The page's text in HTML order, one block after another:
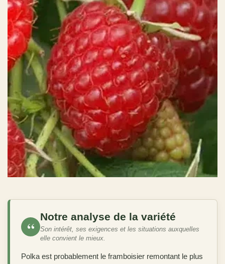
“
Notre analyse de la variété
Son intérêt, ses exigences et les situations auxquelles
elle convient le mieux.
Polka est probablement le framboisier remontant le plus